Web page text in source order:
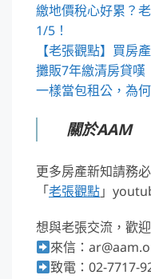
繳地價稅心好累？
1/5！
【老張觀點】買房
攤販7年繳清房貸嘆
一樣當包租公，為
關於AAM
更多房產新知請務
「老張觀點」
想與老張交流，歡迎
來信：
致電：02-7717-